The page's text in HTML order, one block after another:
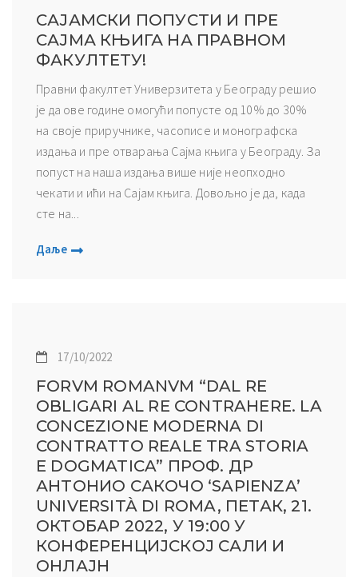
САЈАМСКИ ПОПУСТИ И ПРЕ
САЈМА КЊИГА НА ПРАВНОМ
ФАКУЛТЕТУ!
Правни факултет Универзитета у Београду решио
је да ове године омогући попусте од 10% до 30%
на своје приручнике, часописе и монографска
издања и пре отварања Сајма књига у Београду. За
попуст на наша издања више није неопходно
чекати и ићи на Сајам књига. Довољно је да, када
сте на...
Даље
17/10/2022
FORVM ROMANVM “DAL RE
OBLIGARI AL RE CONTRAHERE. LA
CONCEZIONE MODERNA DI
CONTRATTO REALE TRA STORIA
E DOGMATICA” ПРОФ. ДР
АНТОНИО САКОЧО ‘SAPIENZA’
UNIVERSITÀ DI ROMA, ПЕТАК, 21.
ОКТОБАР 2022, У 19:00 У
КОНФЕРЕНЦИЈСКОЈ САЛИ И
ОНЛАЈН